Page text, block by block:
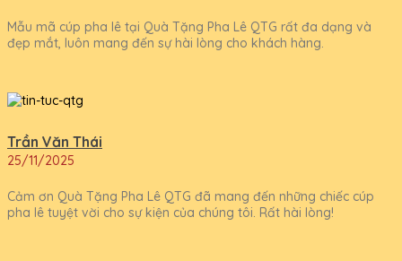
Mẫu mã cúp pha lê tại Quà Tặng Pha Lê QTG rất đa dạng và
đẹp mắt, luôn mang đến sự hài lòng cho khách hàng.
Trần Văn Thái
25/11/2025
Cảm ơn Quà Tặng Pha Lê QTG đã mang đến những chiếc cúp
pha lê tuyệt vời cho sự kiện của chúng tôi. Rất hài lòng!